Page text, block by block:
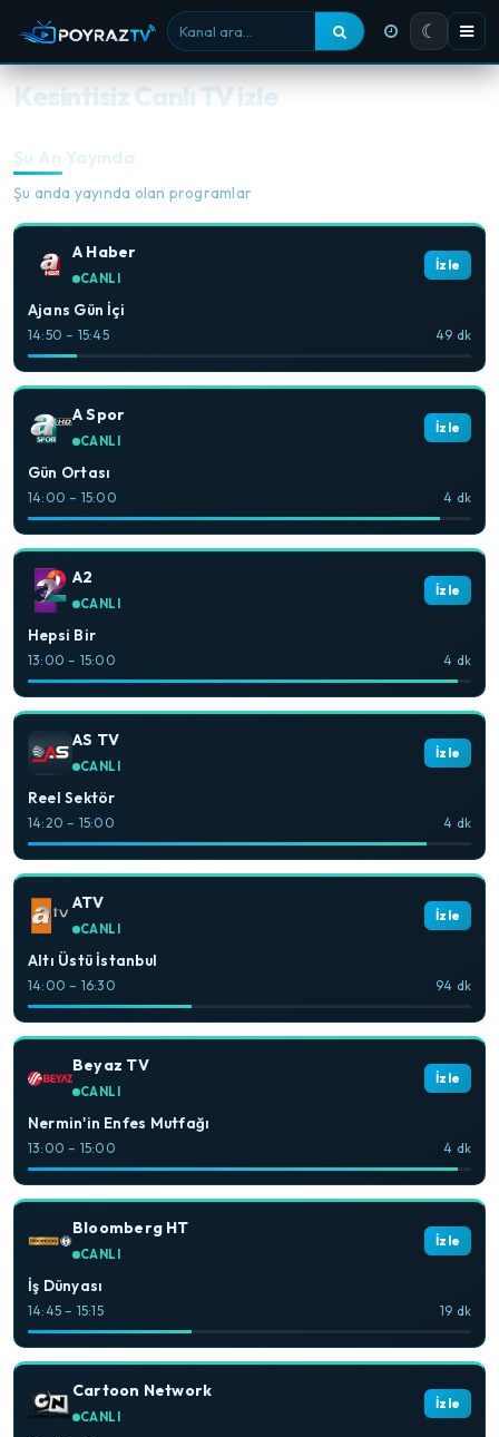
Kanal ara ☾
Kesintisiz Canlı TV izle
Şu An Yayında
Şu anda yayında olan programlar
A Haber
CANLI
İzle
Ajans Gün İçi
14:50 – 15:45 49 dk
A Spor
CANLI
İzle
Gün Ortası
14:00 – 15:00 4 dk
A2
CANLI
İzle
Hepsi Bir
13:00 – 15:00 4 dk
AS TV
CANLI
İzle
Reel Sektör
14:20 – 15:00 4 dk
ATV
CANLI
İzle
Altı Üstü İstanbul
14:00 – 16:30 94 dk
Beyaz TV
CANLI
İzle
Nermin'in Enfes Mutfağı
13:00 – 15:00 4 dk
Bloomberg HT
CANLI
İzle
İş Dünyası
14:45 – 15:15 19 dk
Cartoon Network
CANLI
İzle